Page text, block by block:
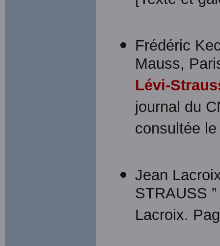
Frédéric
Mauss,
Lévi-
journal du
consultée
Jean
STRAUSS
Lacroix.